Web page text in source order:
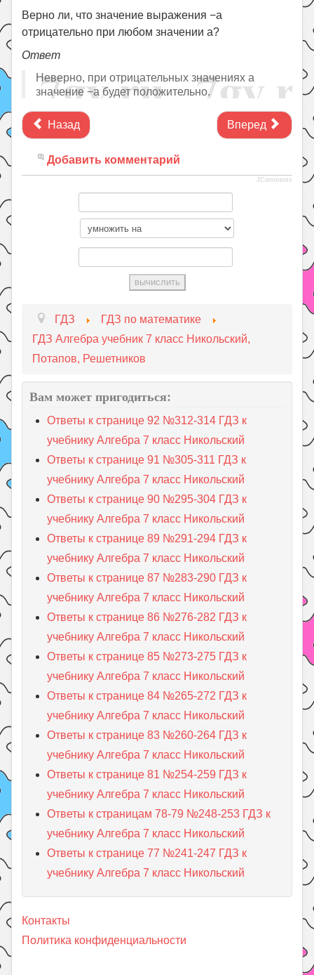
Верно ли, что значение выражения −a
отрицательно при любом значении a?
Ответ
Неверно, при отрицательных значениях a
значение −a будет положительно.
Назад Вперед
Добавить комментарий
JComments
ГДЗ
ГДЗ по математике
ГДЗ Алгебра учебник 7 класс Никольский,
Потапов, Решетников
Вам может пригодиться:
Ответы к странице 92 №312-314 ГДЗ к
учебнику Алгебра 7 класс Никольский
Ответы к странице 91 №305-311 ГДЗ к
учебнику Алгебра 7 класс Никольский
Ответы к странице 90 №295-304 ГДЗ к
учебнику Алгебра 7 класс Никольский
Ответы к странице 89 №291-294 ГДЗ к
учебнику Алгебра 7 класс Никольский
Ответы к странице 87 №283-290 ГДЗ к
учебнику Алгебра 7 класс Никольский
Ответы к странице 86 №276-282 ГДЗ к
учебнику Алгебра 7 класс Никольский
Ответы к странице 85 №273-275 ГДЗ к
учебнику Алгебра 7 класс Никольский
Ответы к странице 84 №265-272 ГДЗ к
учебнику Алгебра 7 класс Никольский
Ответы к странице 83 №260-264 ГДЗ к
учебнику Алгебра 7 класс Никольский
Ответы к странице 81 №254-259 ГДЗ к
учебнику Алгебра 7 класс Никольский
Ответы к страницам 78-79 №248-253 ГДЗ к
учебнику Алгебра 7 класс Никольский
Ответы к странице 77 №241-247 ГДЗ к
учебнику Алгебра 7 класс Никольский
Контакты
Политика конфиденциальности